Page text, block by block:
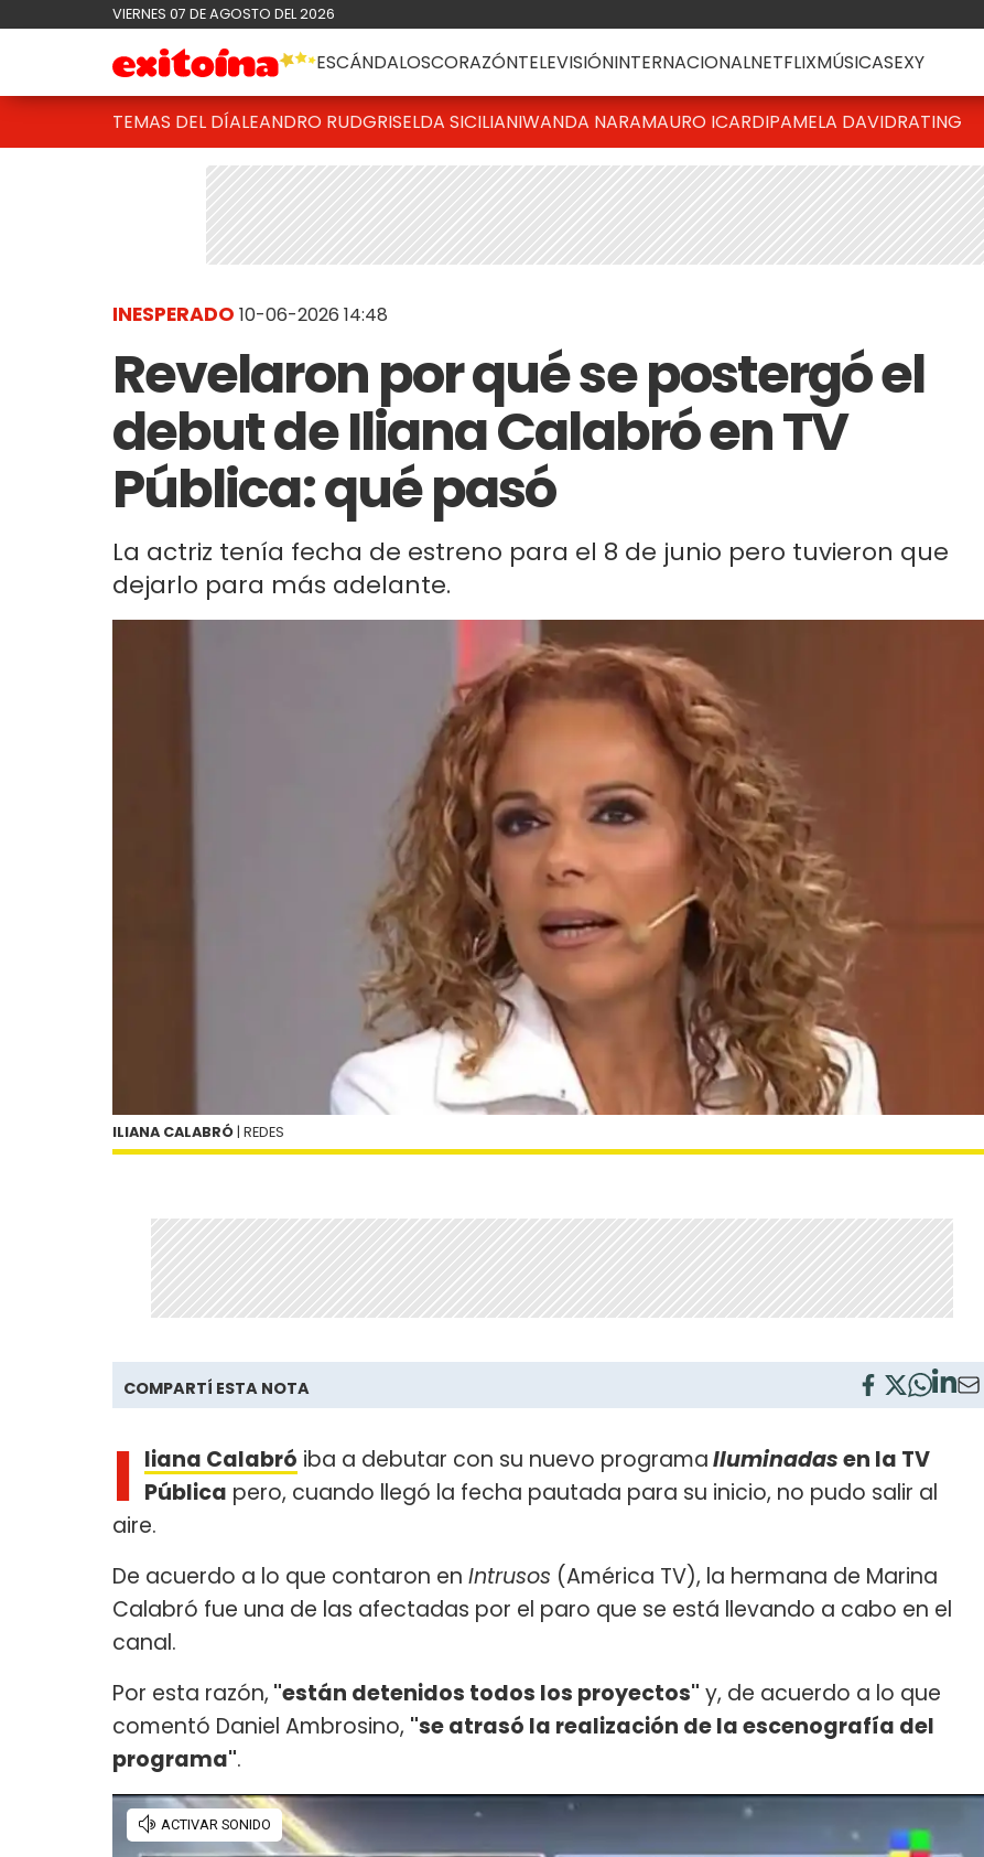
VIERNES 07 DE AGOSTO DEL 2026
ESCÁNDALOSCORAZÓNTELEVISIÓNINTERNACIONALNETFLIXMÚSICASEXY
TEMAS DEL DÍALEANDRO RUDGRISELDA SICILIANIWANDA NARAMAURO ICARDIPAMELA DAVIDRATING
INESPERADO 10-06-2026 14:48
Revelaron por qué se postergó el
debut de Iliana Calabró en TV
Pública: qué pasó
La actriz tenía fecha de estreno para el 8 de junio pero tuvieron que
dejarlo para más adelante.
ILIANA CALABRÓ | REDES
COMPARTÍ ESTA NOTA
I liana Calabró iba a debutar con su nuevo programaIluminadasen la TV
Pública pero, cuando llegó la fecha pautada para su inicio, no pudo salir al
aire.
De acuerdo a lo que contaron en Intrusos (América TV), la hermana de Marina
Calabró fue una de las afectadas por el paro que se está llevando a cabo en el
canal.
Por esta razón, "están detenidos todos los proyectos" y, de acuerdo a lo que
comentó Daniel Ambrosino, "se atrasó la realización de la escenografía del
programa".